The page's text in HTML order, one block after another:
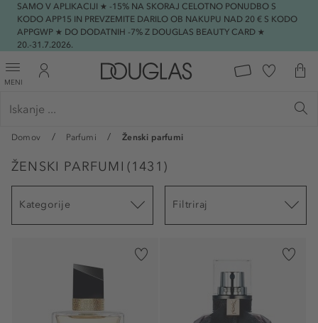
SAMO V APLIKACIJI ★ -15% NA SKORAJ CELOTNO PONUDBO S
KODO APP15 IN PREVZEMITE DARILO OB NAKUPU NAD 20 € S KODO
APPGWP ★ DO DODATNIH -7% Z DOUGLAS BEAUTY CARD ★
20.-31.7.2026.
MENI
Domov Parfumi Ženski parfumi
ŽENSKI PARFUMI (1431 )
Kategorije Filtriraj